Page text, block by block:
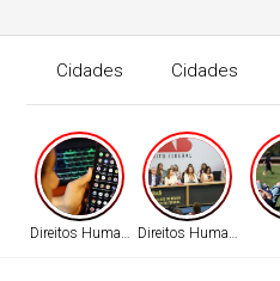
Cidades Cidades
Direitos HumanosDireitos Humanos